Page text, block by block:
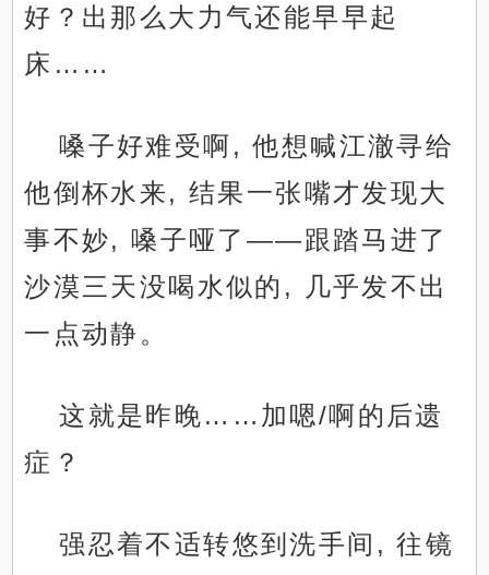
好？出那么大力气还能早早起
床……
嗓子好难受啊, 他想喊江澈寻给
他倒杯水来, 结果一张嘴才发现大
事不妙, 嗓子哑了——跟踏马进了
沙漠三天没喝水似的, 几乎发不出
一点动静。
这就是昨晚……加嗯/啊的后遗
症？
强忍着不适转悠到洗手间, 往镜